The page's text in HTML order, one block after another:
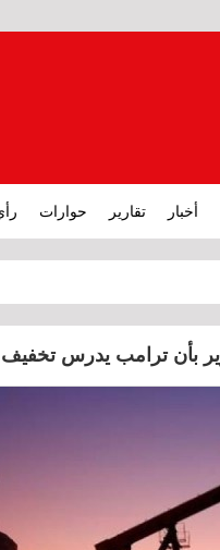
أخبار تقارير حوارات